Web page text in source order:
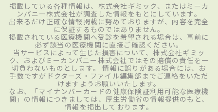
掲載している各種情報は、株式会社ギミック、またはミーカ
ンパニー株式会社が調査した情報をもとにしています。
出来るだけ正確な情報掲載に努めておりますが、内容を完全
に保証するものではありません。
掲載されている医療機関へ受診を希望される場合は、事前に
必ず該当の医療機関に直接ご確認ください。
当サービスによって生じた損害について、株式会社ギミッ
ク、およびミーカンパニー株式会社ではその賠償の責任を一
切負わないものとします。 情報に誤りがある場合には、お
手数ですがドクターズ・ファイル編集部までご連絡をいただ
けますようお願いいたします。
なお、「マイナンバーカードの健康保険証利用可能な医療機
関」の情報につきましては、厚生労働省の情報提供のもと、
情報を掲出しております。